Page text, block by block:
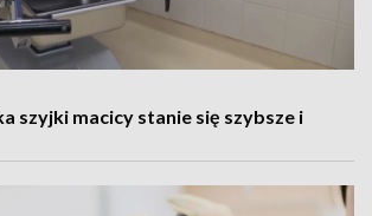
szyjki macicy stanie się szybsze i